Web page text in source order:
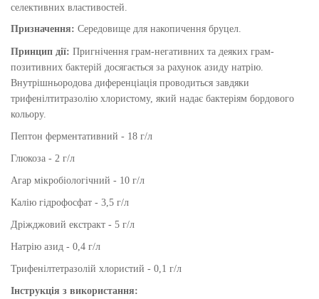
селективних властивостей.
Призначення: Середовище для накопичення бруцел.
Принцип дії: Пригнічення грам-негативних та деяких грам-
позитивних бактерій досягається за рахунок азиду натрію.
Внутрішньородова диференціація проводиться завдяки
трифенілтитразолію хлористому, який надає бактеріям бордового
кольору.
Пептон ферментативний - 18 г/л
Глюкоза - 2 г/л
Агар мікробіологічний - 10 г/л
Калію гідрофосфат - 3,5 г/л
Дріжджовий екстракт - 5 г/л
Натрію азид - 0,4 г/л
Трифенілтетразолій хлористий - 0,1 г/л
Інструкція з використання: